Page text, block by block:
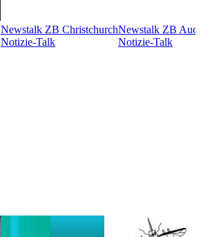
Newstalk ZB Christchurch
Notizie-Talk
Newstalk ZB
Notizie-Talk